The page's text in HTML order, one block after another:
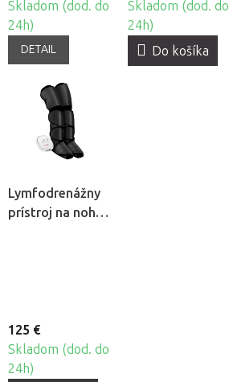
Skladom (dod. do
24h)
DETAIL
Skladom (dod. do
24h)
Do košíka
Lymfodrenážny
prístroj na nohy
125 €
Skladom (dod. do
24h)